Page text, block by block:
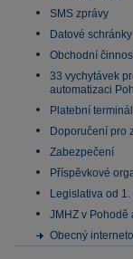
SMS zprávy
Datové schránky
Obchodní
33 vychytávek
automatizaci
Platební
Doporučení pro
Zabezpečení
Příspěvkové
Legislativa od
JMHZ v Pohodě
Obecný